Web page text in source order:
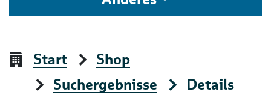
Start
Shop
Suchergebnisse
Details